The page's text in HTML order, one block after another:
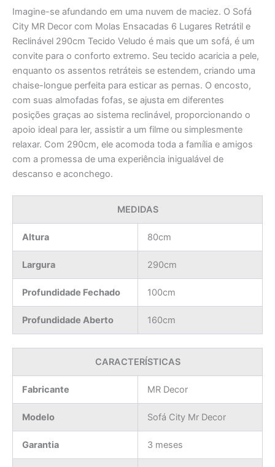
Imagine-se afundando em uma nuvem de maciez. O Sofá
City MR Decor com Molas Ensacadas 6 Lugares Retrátil e
Reclinável 290cm Tecido Veludo é mais que um sofá, é um
convite para o conforto extremo. Seu tecido acaricia a pele,
enquanto os assentos retráteis se estendem, criando uma
chaise-longue perfeita para esticar as pernas. O encosto,
com suas almofadas fofas, se ajusta em diferentes
posições graças ao sistema reclinável, proporcionando o
apoio ideal para ler, assistir a um filme ou simplesmente
relaxar. Com 290cm, ele acomoda toda a família e amigos
com a promessa de uma experiência inigualável de
descanso e aconchego.
MEDIDAS
Altura 80cm
Largura 290cm
Profundidade Fechado 100cm
Profundidade Aberto 160cm
CARACTERÍSTICAS
Fabricante MR Decor
Modelo Sofá City Mr Decor
Garantia 3 meses